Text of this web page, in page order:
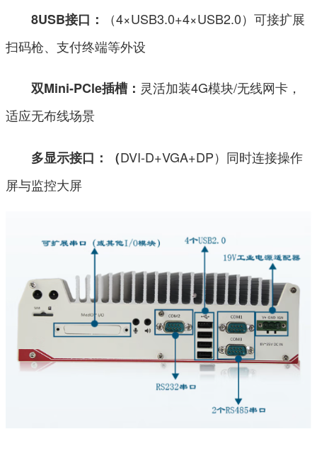
8USB接口：
（4×USB3.0+4×USB2.0）可接扩展
扫码枪、支付终端等外设
双Mini-PCle插槽： 灵活加装4G模块/无线网卡，
适应无布线场景
多显示接口：（DVI-D+VGA+DP）同时连接操作
屏与监控大屏